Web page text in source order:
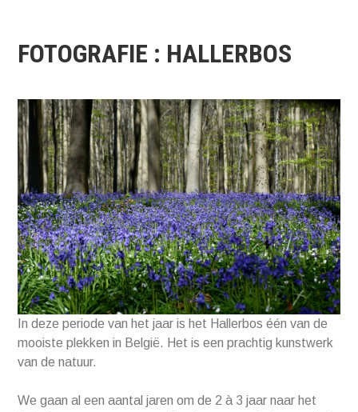
FOTOGRAFIE : HALLERBOS
In deze periode van het jaar is het Hallerbos één van de
mooiste plekken in België. Het is een prachtig kunstwerk
van de natuur.
We gaan al een aantal jaren om de 2 à 3 jaar naar het